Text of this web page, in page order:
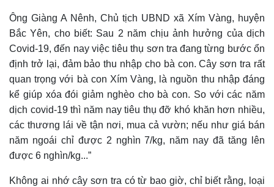
Ông Giàng A Nênh, Chủ tịch UBND xã Xím Vàng, huyện
Bắc Yên, cho biết: Sau 2 năm chịu ảnh hưởng của dịch
Covid-19, đến nay việc tiêu thụ sơn tra đang từng bước ổn
định trở lại, đảm bảo thu nhập cho bà con.Cây sơn tra rất
quan trọng với bà con Xím Vàng, là nguồn thu nhập đáng
kể giúp xóa đói giảm nghèo cho bà con. So với các năm
dịch covid-19 thì năm nay tiêu thụ đỡ khó khăn hơn nhiều,
các thương lái về tận nơi, mua cả vườn; nếu như giá bán
năm ngoái chỉ được 2 nghìn 7/kg, năm nay đã tăng lên
được 6 nghìn/kg...”
Không ai nhớ cây sơn tra có từ bao giờ, chỉ biết rằng, loại